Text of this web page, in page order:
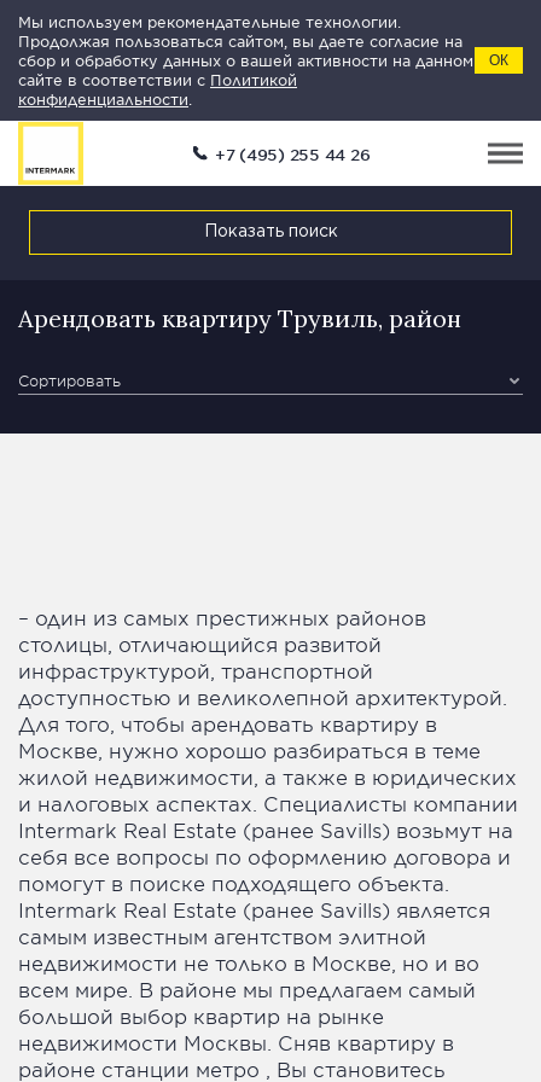
Мы используем рекомендательные технологии.
Продолжая пользоваться сайтом, вы даете согласие на
сбор и обработку данных о вашей активности на данном
сайте в соответствии с Политикой
конфиденциальности
ОК
+7 (495) 255 44 26
Показать поиск
Арендовать квартиру Трувиль, район
Сортировать
– один из самых престижных районов
столицы, отличающийся развитой
инфраструктурой, транспортной
доступностью и великолепной архитектурой.
Для того, чтобы арендовать квартиру в
Москве, нужно хорошо разбираться в теме
жилой недвижимости, а также в юридических
и налоговых аспектах. Специалисты компании
Intermark Real Estate (ранее Savills) возьмут на
себя все вопросы по оформлению договора и
помогут в поиске подходящего объекта.
Intermark Real Estate (ранее Savills) является
самым известным агентством элитной
недвижимости не только в Москве, но и во
всем мире. В районе мы предлагаем самый
большой выбор квартир на рынке
недвижимости Москвы. Сняв квартиру в
районе станции метро , Вы становитесь